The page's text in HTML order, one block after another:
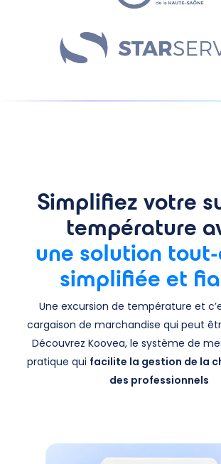
Simplifiez votre
température
une solution
simplifiée et
Une excursion de température et
cargaison de marchandise qui peut
Découvrez Koovea, le système de
pratique qui facilite la gestion de la
des professionnels